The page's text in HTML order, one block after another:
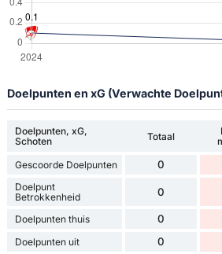
Doelpunten en xG (Verwachte
Doelpunten, xG,
Schoten
Totaal
Gescoorde Doelpunten 0
Doelpunt
Betrokkenheid
0
Doelpunten thuis 0
Doelpunten uit 0